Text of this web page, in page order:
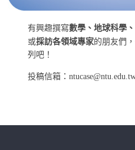
有興趣撰寫數學、地球科學
或採訪各領域專家的朋友們
列吧！
投稿信箱：